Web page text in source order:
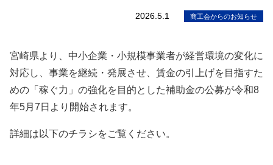
需要動向調査
セミナー・講座
ログイン
会員ログイン
新規登録
2026.5.1 商工会からのお知らせ
宮崎県より、中小企業・小規模事業者が経営環境の変化に
対応し、事業を継続・発展させ、賃金の引上げを目指すた
めの「稼ぐ力」の強化を目的とした補助金の公募が令和8
年5月7日より開始されます。
詳細は以下のチラシをご覧ください。